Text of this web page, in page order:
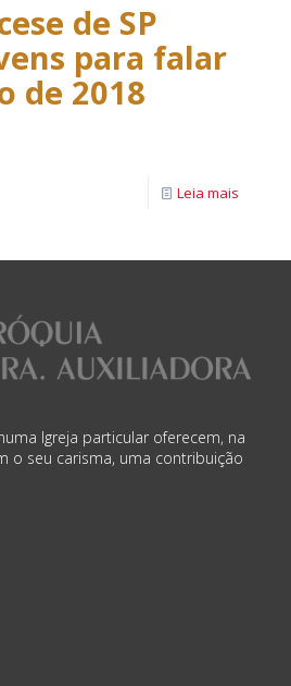
de SP
para falar
de 2018
Leia mais
Igreja particular oferecem, na
o seu carisma, uma contribuição